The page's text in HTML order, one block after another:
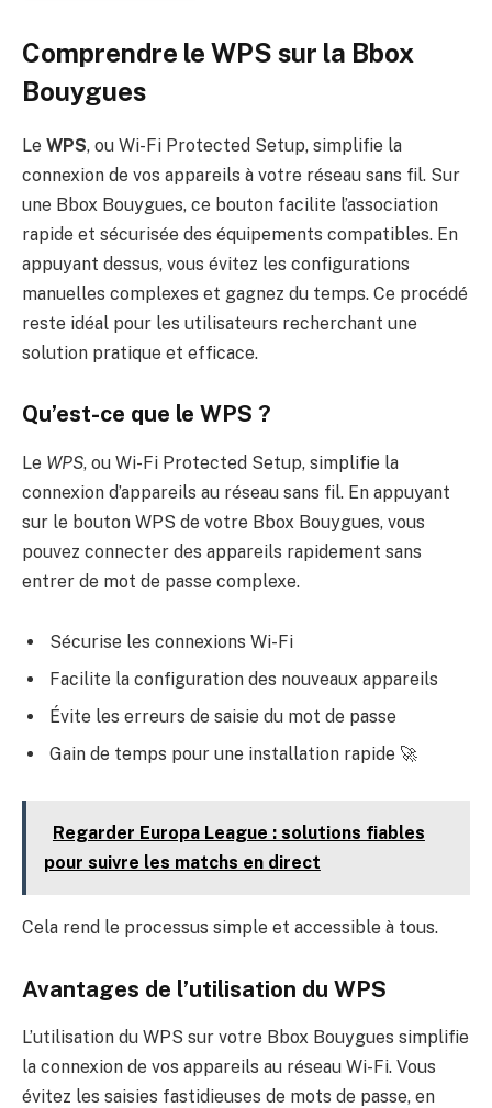
Comprendre le WPS sur la Bbox
Bouygues
Le WPS, ou Wi-Fi Protected Setup, simplifie la
connexion de vos appareils à votre réseau sans fil. Sur
une Bbox Bouygues, ce bouton facilite l’association
rapide et sécurisée des équipements compatibles. En
appuyant dessus, vous évitez les configurations
manuelles complexes et gagnez du temps. Ce procédé
reste idéal pour les utilisateurs recherchant une
solution pratique et efficace.
Qu’est-ce que le WPS ?
Le WPS, ou Wi-Fi Protected Setup, simplifie la
connexion d’appareils au réseau sans fil. En appuyant
sur le bouton WPS de votre Bbox Bouygues, vous
pouvez connecter des appareils rapidement sans
entrer de mot de passe complexe.
Sécurise les connexions Wi-Fi
Facilite la configuration des nouveaux appareils
Évite les erreurs de saisie du mot de passe
Gain de temps pour une installation rapide 🚀
Regarder Europa League : solutions fiables
pour suivre les matchs en direct
Cela rend le processus simple et accessible à tous.
Avantages de l’utilisation du WPS
L’utilisation du WPS sur votre Bbox Bouygues simplifie
la connexion de vos appareils au réseau Wi-Fi. Vous
évitez les saisies fastidieuses de mots de passe, en